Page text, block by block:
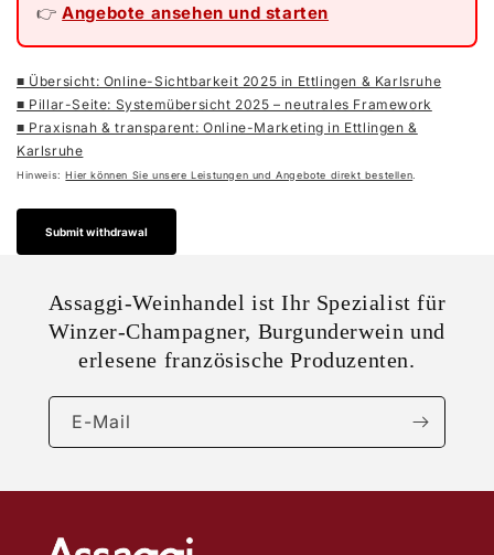
👉Angebote ansehen und starten
■ Übersicht: Online-Sichtbarkeit 2025 in Ettlingen & Karlsruhe
■ Pillar-Seite: Systemübersicht 2025 – neutrales Framework
■ Praxisnah & transparent: Online-Marketing in Ettlingen &
Karlsruhe
Hinweis:Hier können Sie unsere Leistungen und Angebote direkt bestellen
Submit withdrawal
Assaggi-Weinhandel ist Ihr Spezialist für
Winzer-Champagner, Burgunderwein und
erlesene französische Produzenten.
E-Mail